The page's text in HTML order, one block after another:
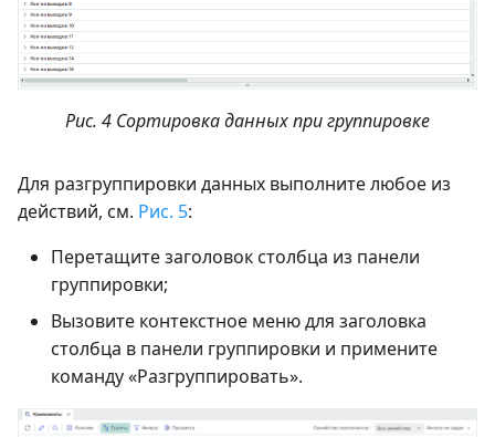
Рис. 4 Сортировка данных при группировке
Для разгруппировки данных выполните любое из
действий, см. Рис. 5:
Перетащите заголовок столбца из панели
группировки;
Вызовите контекстное меню для заголовка
столбца в панели группировки и примените
команду «Разгруппировать».